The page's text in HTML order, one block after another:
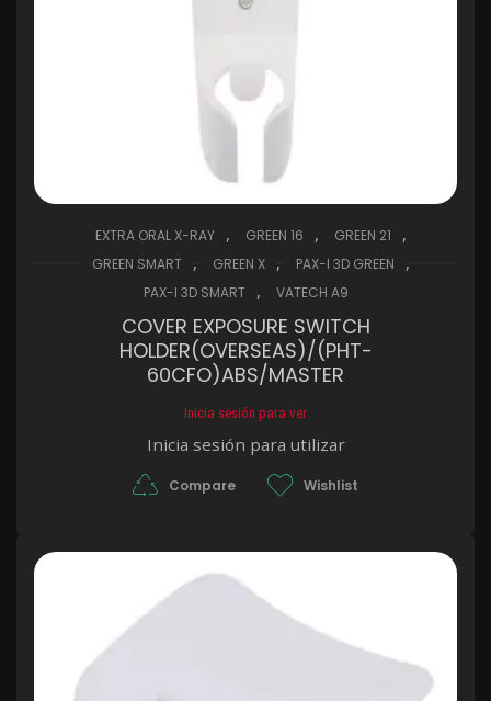
EXTRA ORAL X-RAY , GREEN 16 , GREEN 21 ,
GREEN SMART , GREEN X , PAX-I 3D GREEN ,
PAX-I 3D SMART , VATECH A9
COVER EXPOSURE SWITCH
HOLDER(OVERSEAS)/(PHT-
60CFO)ABS/MASTER
Inicia sesión para ver
Inicia sesión para utilizar
Compare Wishlist